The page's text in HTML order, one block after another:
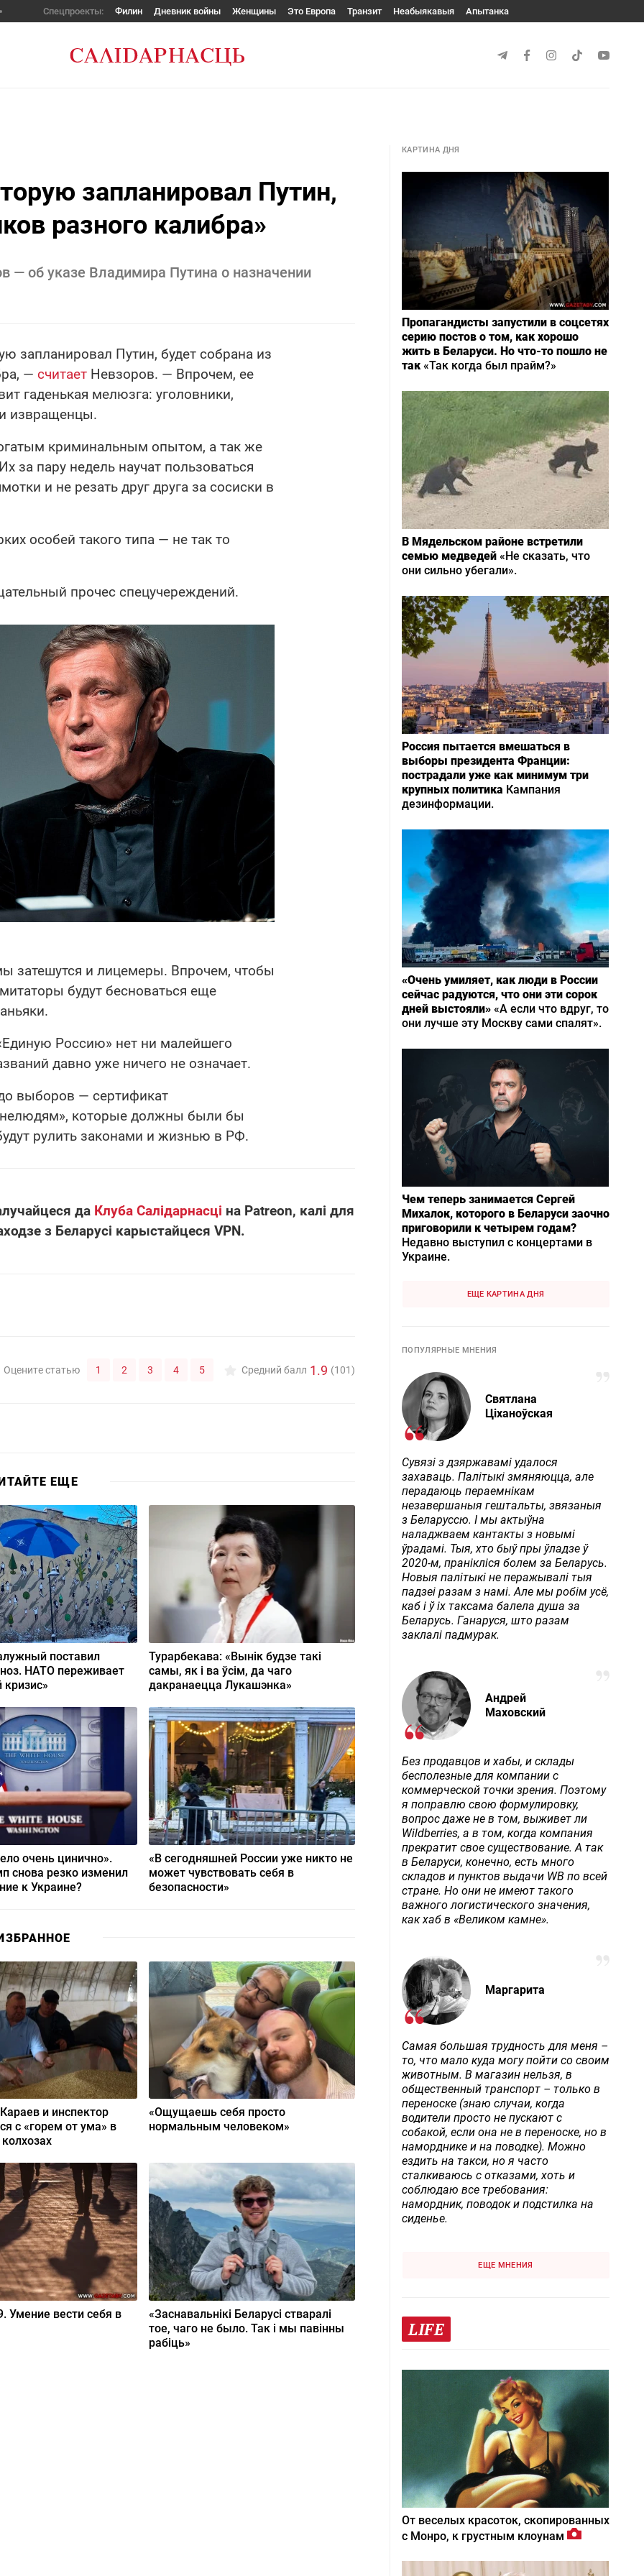
Спецпроекты: Филин Дневник войны Женщины Это Европа Транзит Неабыякавыя Апытанка
запланировал Путин,
разного калибра»
— об указе Владимира Путина о назначении
запланировал Путин, будет собрана из
— считает Невзоров. — Впрочем, ее
гаденькая мелюзга: уголовники,
извращенцы.
криминальным опытом, а так же
за пару недель научат пользоваться
и не резать друг друга за сосиски в
особей такого типа — не так то
прочес спецучереждений.
затешутся и лицемеры. Впрочем, чтобы
будут бесноваться еще
Россию» нет ни малейшего
давно уже ничего не означает.
выборов — сертификат
которые должны были бы
рулить законами и жизнью в РФ.
да Клуба Салідарнасці на Patreon, калі для
з Беларусі карыстайцеся VPN.
Оцените статью 1 2 3 4 5 Средний балл 1.9 (101)
ЕЩЕ
поставил
НАТО переживает
кризис»
Турарбекава: «Вынік будзе такі
самы, як і ва ўсім, да чаго
дакранаецца Лукашэнка»
очень цинично».
снова резко изменил
к Украине?
«В сегодняшней России уже никто не
может чувствовать себя в
безопасности»
и инспектор
с «горем от ума» в
«Ощущаешь себя просто
нормальным человеком»
Умение вести себя в
«Заснавальнікі Беларусі стваралі
тое, чаго не было. Так і мы павінны
рабіць»
КАРТИНА ДНЯ
Пропагандисты запустили в соцсетях
серию постов о том, как хорошо
жить в Беларуси. Но что-то пошло не
так «Так когда был прайм?»
В Мядельском районе встретили
семью медведей «Не сказать, что
они сильно убегали».
Россия пытается вмешаться в
выборы президента Франции:
пострадали уже как минимум три
крупных политика Кампания
дезинформации.
«Очень умиляет, как люди в России
сейчас радуются, что они эти сорок
дней выстояли» «А если что вдруг, то
они лучше эту Москву сами спалят».
Чем теперь занимается Сергей
Михалок, которого в Беларуси заочно
приговорили к четырем годам?
Недавно выступил с концертами в
Украине.
ЕЩЕ КАРТИНА ДНЯ
ПОПУЛЯРНЫЕ МНЕНИЯ
Святлана
Ціханоўская
Сувязі з дзяржавамі удалося
захаваць. Палітыкі змяняюцца, але
перадаюць пераемнікам
незавершаныя гештальты, звязаныя
з Беларуссю. І мы актыўна
наладжваем кантакты з новымі
ўрадамі. Тыя, хто быў пры ўладзе ў
2020-м, пранікліся болем за Беларусь.
Новыя палітыкі не перажывалі тыя
падзеі разам з намі. Але мы робім усё,
каб і ў іх таксама балела душа за
Беларусь. Ганаруся, што разам
заклалі падмурак.
Андрей
Маховский
Без продавцов и хабы, и склады
бесполезные для компании с
коммерческой точки зрения. Поэтому
я поправлю свою формулировку,
вопрос даже не в том, выживет ли
Wildberries, а в том, когда компания
прекратит свое существование. А так
в Беларуси, конечно, есть много
складов и пунктов выдачи WB по всей
стране. Но они не имеют такого
важного логистического значения,
как хаб в «Великом камне».
Маргарита
Самая большая трудность для меня –
то, что мало куда могу пойти со своим
животным. В магазин нельзя, в
общественный транспорт – только в
переноске (знаю случаи, когда
водители просто не пускают с
собакой, если она не в переноске, но в
наморднике и на поводке). Можно
ездить на такси, но я часто
сталкиваюсь с отказами, хоть и
соблюдаю все требования:
намордник, поводок и подстилка на
сиденье.
ЕЩЕ МНЕНИЯ
LIFE
От веселых красоток, скопированных
с Монро, к грустным клоунам